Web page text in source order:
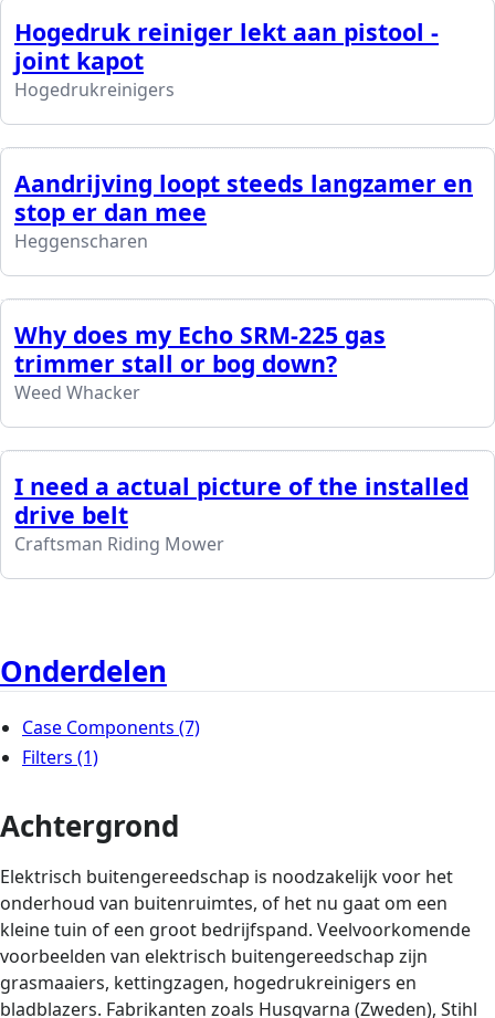
Hogedruk reiniger lekt aan pistool -
joint kapot
Hogedrukreinigers
Aandrijving loopt steeds langzamer en
stop er dan mee
Heggenscharen
Why does my Echo SRM-225 gas
trimmer stall or bog down?
Weed Whacker
I need a actual picture of the installed
drive belt
Craftsman Riding Mower
Onderdelen
Case Components (7)
Filters (1)
Achtergrond
Elektrisch buitengereedschap is noodzakelijk voor het
onderhoud van buitenruimtes, of het nu gaat om een ​​
kleine tuin of een groot bedrijfspand. Veelvoorkomende
voorbeelden van elektrisch buitengereedschap zijn
grasmaaiers, kettingzagen, hogedrukreinigers en
bladblazers. Fabrikanten zoals Husqvarna (Zweden), Stihl